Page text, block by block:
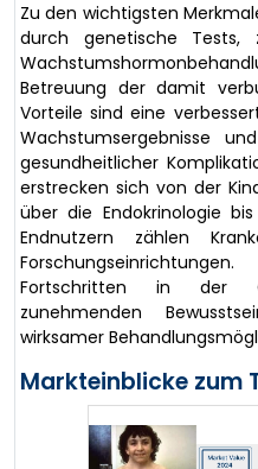
Zu den wichtigsten
durch genetische Tests,
Betreuung der damit
Vorteile sind eine
Wachstumsergebnisse
gesundheitlicher
erstrecken sich von der
über die Endokrinologie
Endnutzern zählen
Fortschritten in der
zunehmenden
wirksamer
Markteinblicke zum